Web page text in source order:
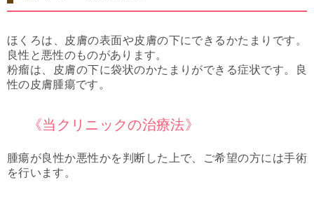
ほくろは、皮膚の表面や皮膚の下にできるかたまりです。
良性と悪性のものがあります。
粉瘤は、皮膚の下に袋状のかたまりができる症状です。良
性の皮膚腫瘍です。
《当クリニックの治療法》
腫瘍が良性か悪性かを判断した上で、ご希望の方には手術
を行います。